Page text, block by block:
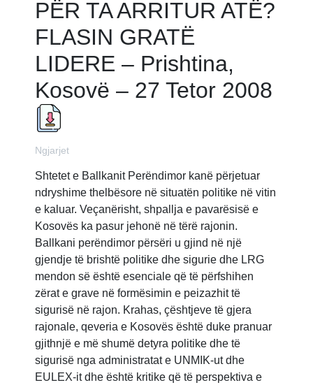
PËR TA ARRITUR ATË?
FLASIN GRATË
LIDERE – Prishtina,
Kosovë – 27 Tetor 2008
Ngjarjet
Shtetet e Ballkanit Perëndimor kanë përjetuar
ndryshime thelbësore në situatën politike në vitin
e kaluar. Veçanërisht, shpallja e pavarësisë e
Kosovës ka pasur jehonë në tërë rajonin.
Ballkani perëndimor përsëri u gjind në një
gjendje të brishtë politike dhe sigurie dhe LRG
mendon së është esenciale që të përfshihen
zërat e grave në formësimin e peizazhit të
sigurisë në rajon. Krahas, çështjeve të gjera
rajonale, qeveria e Kosovës është duke pranuar
gjithnjë e më shumë detyra politike dhe të
sigurisë nga administratat e UNMIK-ut dhe
EULEX-it dhe është kritike që të perspektiva e